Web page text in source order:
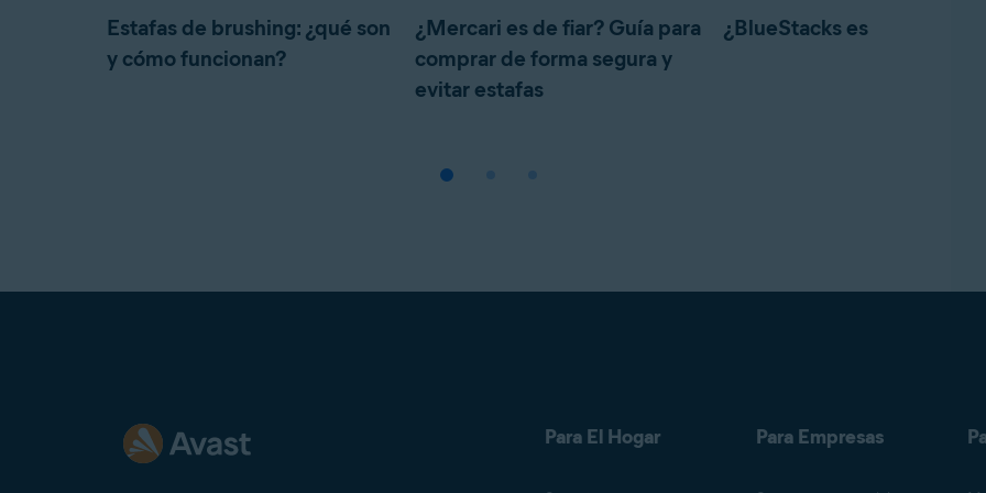
Estafas de brushing: ¿qué son
y cómo funcionan?
¿Mercari es de fiar? Guía para
comprar de forma segura y
evitar estafas
¿BlueStacks es seguro?
Para El Hogar Para Empresas